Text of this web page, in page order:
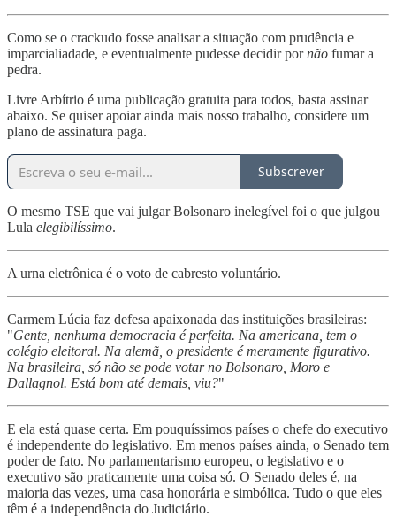
Como se o crackudo fosse analisar a situação com prudência e
imparcialiadade, e eventualmente pudesse decidir pornão fumar a
pedra.
Livre Arbítrio é uma publicação gratuita para todos, basta assinar
abaixo. Se quiser apoiar ainda mais nosso trabalho, considere um
plano de assinatura paga.
Subscrever
O mesmo TSE que vai julgar Bolsonaro inelegível foi o que julgou
Lula elegibilíssimo.
A urna eletrônica é o voto de cabresto voluntário.
Carmem Lúcia faz defesa apaixonada das instituições brasileiras:
"Gente, nenhuma democracia é perfeita. Na americana, tem o
colégio eleitoral. Na alemã, o presidente é meramente figurativo.
Na brasileira, só não se pode votar no Bolsonaro, Moro e
Dallagnol. Está bom até demais, viu?"
E ela está quase certa. Em pouquíssimos países o chefe do executivo
é independente do legislativo. Em menos países ainda, o Senado tem
poder de fato. No parlamentarismo europeu, o legislativo e o
executivo são praticamente uma coisa só. O Senado deles é, na
maioria das vezes, uma casa honorária e simbólica. Tudo o que eles
têm é a independência do Judiciário.